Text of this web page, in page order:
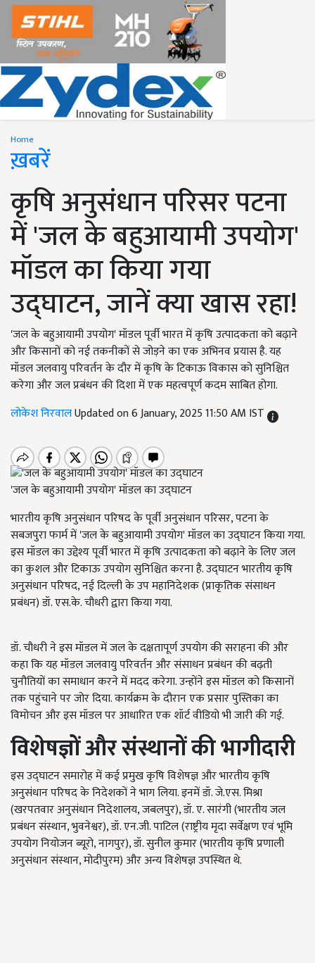
Home
ख़बरें
कृषि अनुसंधान परिसर पटना
में 'जल के बहुआयामी उपयोग'
मॉडल का किया गया
उद्घाटन, जानें क्या खास रहा!
'जल के बहुआयामी उपयोग' मॉडल पूर्वी भारत में कृषि उत्पादकता को बढ़ाने
और किसानों को नई तकनीकों से जोड़ने का एक अभिनव प्रयास है. यह
मॉडल जलवायु परिवर्तन के दौर में कृषि के टिकाऊ विकास को सुनिश्चित
करेगा और जल प्रबंधन की दिशा में एक महत्वपूर्ण कदम साबित होगा.
लोकेश निरवालUpdated on 6 January, 2025 11:50 AM IST
'जल के बहुआयामी उपयोग' मॉडल का उद्घाटन
भारतीय कृषि अनुसंधान परिषद के पूर्वी अनुसंधान परिसर, पटना के
सबजपुरा फार्म में 'जल के बहुआयामी उपयोग' मॉडल का उद्घाटन किया गया.
इस मॉडल का उद्देश्य पूर्वी भारत में कृषि उत्पादकता को बढ़ाने के लिए जल
का कुशल और टिकाऊ उपयोग सुनिश्चित करना है. उद्घाटन भारतीय कृषि
अनुसंधान परिषद, नई दिल्ली के उप महानिदेशक (प्राकृतिक संसाधन
प्रबंधन) डॉ. एस.के. चौधरी द्वारा किया गया.
डॉ. चौधरी ने इस मॉडल में जल के दक्षतापूर्ण उपयोग की सराहना की और
कहा कि यह मॉडल जलवायु परिवर्तन और संसाधन प्रबंधन की बढ़ती
चुनौतियों का समाधान करने में मदद करेगा. उन्होंने इस मॉडल को किसानों
तक पहुंचाने पर जोर दिया. कार्यक्रम के दौरान एक प्रसार पुस्तिका का
विमोचन और इस मॉडल पर आधारित एक शॉर्ट वीडियो भी जारी की गई.
विशेषज्ञों और संस्थानों की भागीदारी
इस उद्घाटन समारोह में कई प्रमुख कृषि विशेषज्ञ और भारतीय कृषि
अनुसंधान परिषद के निदेशकों ने भाग लिया. इनमें डॉ. जे.एस. मिश्रा
(खरपतवार अनुसंधान निदेशालय, जबलपुर), डॉ. ए. सारंगी (भारतीय जल
प्रबंधन संस्थान, भुवनेश्वर), डॉ. एन.जी. पाटिल (राष्ट्रीय मृदा सर्वेक्षण एवं भूमि
उपयोग नियोजन ब्यूरो, नागपुर), डॉ. सुनील कुमार (भारतीय कृषि प्रणाली
अनुसंधान संस्थान, मोदीपुरम) और अन्य विशेषज्ञ उपस्थित थे.